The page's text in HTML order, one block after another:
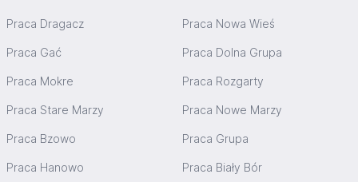
Praca Dragacz Praca Nowa Wieś
Praca Gać Praca Dolna Grupa
Praca Mokre Praca Rozgarty
Praca Stare Marzy Praca Nowe Marzy
Praca Bzowo Praca Grupa
Praca Hanowo Praca Biały Bór